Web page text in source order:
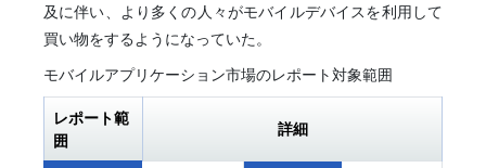
及に伴い、より多くの人々がモバイルデバイスを利用して
買い物をするようになっていた。
モバイルアプリケーション市場のレポート対象範囲
レポート範
囲
詳細